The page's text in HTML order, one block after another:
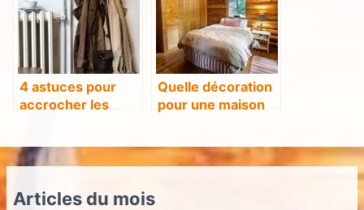
4 astuces pour
accrocher les
Quelle décoration
pour une maison
Articles du mois